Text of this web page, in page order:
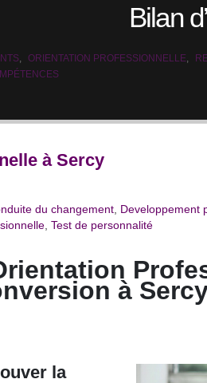
Bilan
ORIENTATION PROFESSIONNELLE
à Sercy
du changement Developpement
Test de personnalité
à
la